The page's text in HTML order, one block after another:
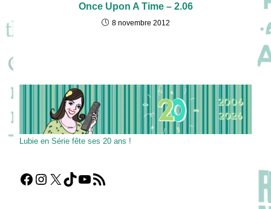
Once Upon A Time – 2.06
8 novembre 2012
Lubie en Série fête ses 20 ans !
Facebook
Instagram
X TikTokYouTube
Flux RSS